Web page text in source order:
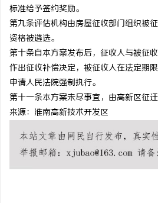
标准给予签约奖励。
第九条评估机构由房屋征收部门组织被
资格被遴选。
第十条自本方案发布后，征收人与被征
作出征收补偿决定，被征收人在法定期
申请人民法院强制执行。
第十一条本方案未尽事宜，由高新区征
来源：淮南高新技术开发区